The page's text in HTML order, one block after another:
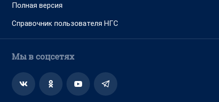
Полная версия
Справочник пользователя НГС
Мы в соцсетях